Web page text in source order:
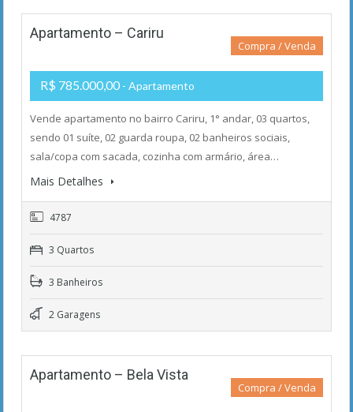
Apartamento – Cariru
Compra / Venda
R$ 785.000,00 - Apartamento
Vende apartamento no bairro Cariru, 1° andar, 03 quartos,
sendo 01 suíte, 02 guarda roupa, 02 banheiros sociais,
sala/copa com sacada, cozinha com armário, área…
Mais Detalhes
4787
3 Quartos
3 Banheiros
2 Garagens
Apartamento – Bela Vista
Compra / Venda